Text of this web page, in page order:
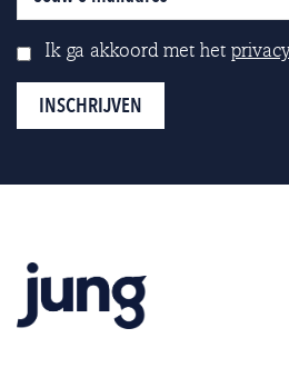
Ik ga akkoord met het